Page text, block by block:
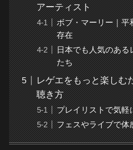
アーティスト
ボブ・マーリー｜平
存在
日本でも人気のある
たち
レゲエをもっと楽しむ
聴き方
プレイリストで気軽
フェスやライブで体